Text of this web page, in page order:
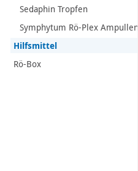
Sedaphin Tropfen
Symphytum Rö-Plex Ampullen
Hilfsmittel
Rö-Box